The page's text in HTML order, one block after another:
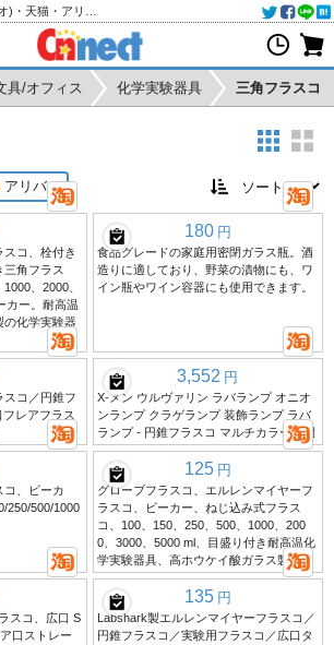
具/オフィス 化学実験器具 三角フラスコ
アリババ
コ、栓付き
三角フラス
、2000、
カー。耐高温
の化学実験器
180 円
食品グレードの家庭用密閉ガラス瓶。酒
造りに適しており、野菜の漬物にも、ワ
イン瓶やワイン容器にも使用できます。
スコ／円錐フ
レアフラス
3,552 円
X-メン ウルヴァリン ラバランプ オニオ
ンランプ クラゲランプ 装飾ランプ ラバ
ランプ - 円錐フラスコ マルチカラー展開
コ、ビーカ
250/500/1000
125 円
グローブフラスコ、エルレンマイヤーフ
ラスコ、ビーカー、ねじ込み式フラス
コ、100、150、250、500、1000、200
0、3000、5000 ml、目盛り付き耐高温化
学実験器具、高ホウケイ酸ガラス製。
スコ、広口 S
口ストレー
135 円
Labshark製エルレンマイヤーフラスコ／
円錐フラスコ／実験用フラスコ／広口タ